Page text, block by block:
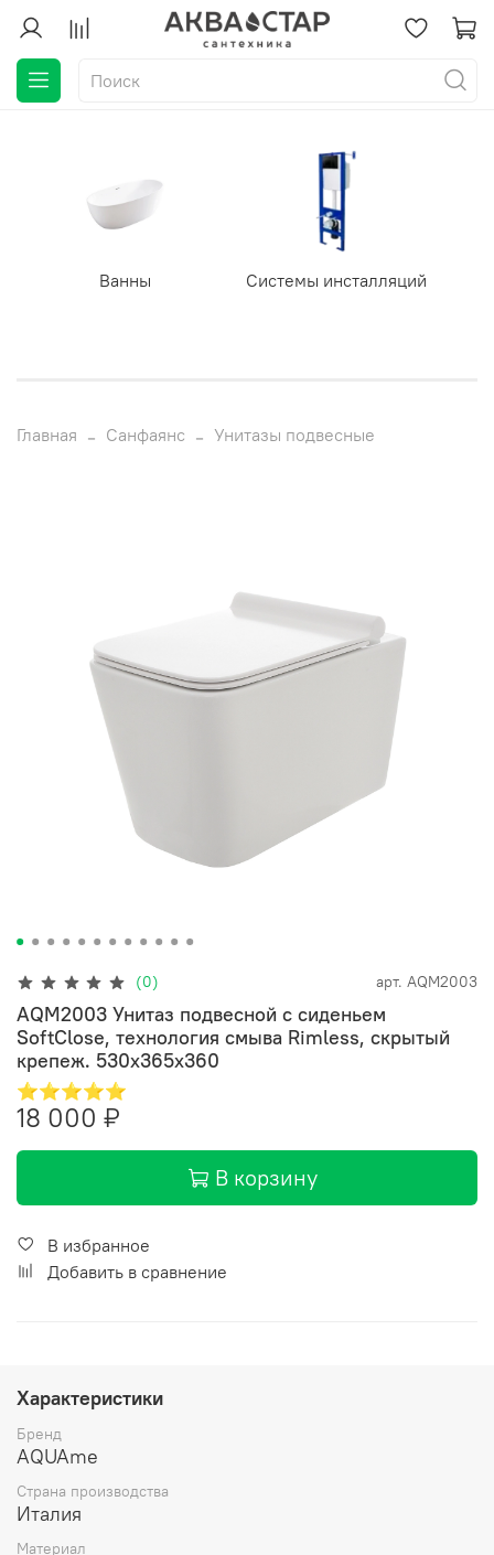
Ванны Системы инсталляций
Главная Санфаянс Унитазы подвесные
(0) арт. AQM2003
AQM2003 Унитаз подвесной с сиденьем
SoftClose, технология смыва Rimless, скрытый
крепеж. 530x365x360
⭐⭐⭐⭐⭐
18 000 ₽
В корзину
В избранное
Добавить в сравнение
Характеристики
Бренд
AQUAme
Страна производства
Италия
Материал